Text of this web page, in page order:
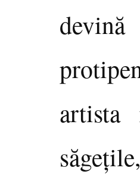
artista